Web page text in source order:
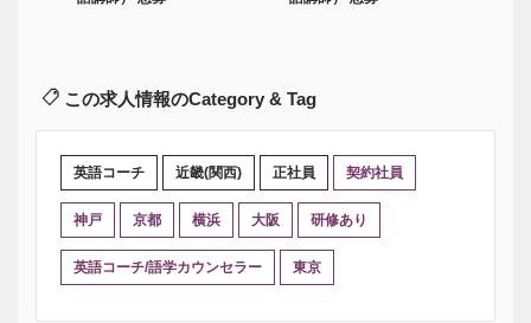
この求人情報のCategory & Tag
英語コーチ 近畿(関西) 正社員 契約社員
神戸 京都 横浜 大阪 研修あり
英語コーチ/語学カウンセラー 東京